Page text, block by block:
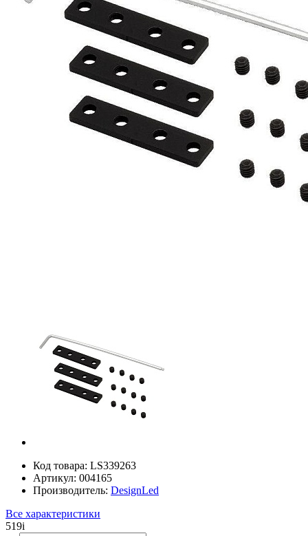
Код товара: LS339263
Артикул: 004165
Производитель: DesignLed
Все характеристики
519i